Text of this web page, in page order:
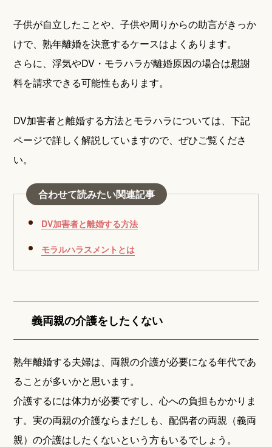
子供が自立したことや、子供や周りからの助言がきっか
けで、熟年離婚を決意するケースはよくあります。
さらに、浮気やDV・モラハラが離婚原因の場合は慰謝
料を請求できる可能性もあります。
DV加害者と離婚する方法とモラハラについては、下記
ページで詳しく解説していますので、ぜひご覧くださ
い。
合わせて読みたい関連記事
DV加害者と離婚する方法
モラルハラスメントとは
義両親の介護をしたくない
熟年離婚する夫婦は、両親の介護が必要になる年代であ
ることが多いかと思います。
介護するには体力が必要ですし、心への負担もかかりま
す。実の両親の介護ならまだしも、配偶者の両親（義両
親）の介護はしたくないという方もいるでしょう。